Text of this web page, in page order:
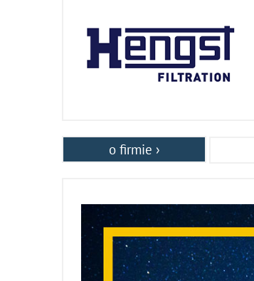
o firmie ›